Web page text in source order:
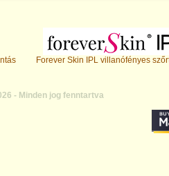
Forever Skin IPL villanófényes
- Minden jog fenntartva